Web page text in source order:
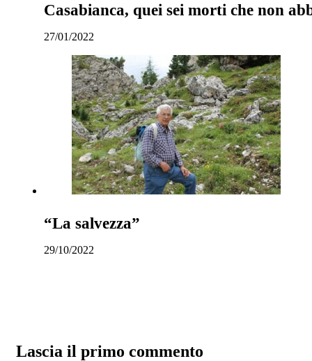
Casabianca, quei sei morti che non
27/01/2022
“La salvezza”
29/10/2022
Lascia il primo commento